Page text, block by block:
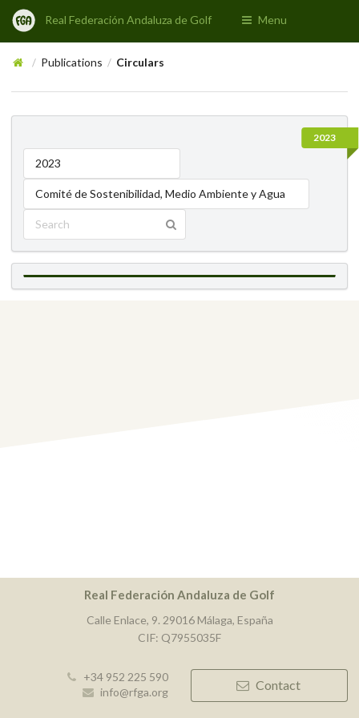
Real Federación Andaluza de Golf Menu
/ Publications / Circulars
2023
2023
Comité de Sostenibilidad, Medio Ambiente y Agua
Real Federación Andaluza de Golf
Calle Enlace, 9. 29016 Málaga, España
CIF: Q7955035F
+34 952 225 590
info@rfga.org
Contact